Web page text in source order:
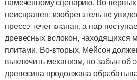
неисправен: изобретатель не
прессе течет клапан, а пар
древесных волокон, находящихся
плитами. Во-вторых, Мейсон
выключить механизм, но забыл об
древесина продолжала